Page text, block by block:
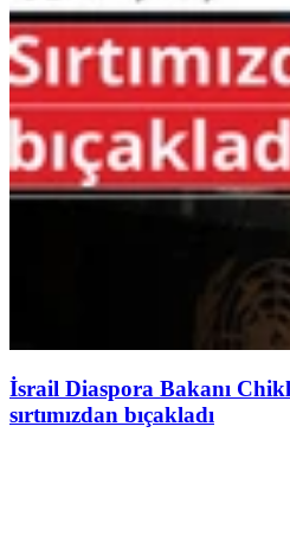
İsrail Diaspora Bakanı
sırtımızdan bıçakladı